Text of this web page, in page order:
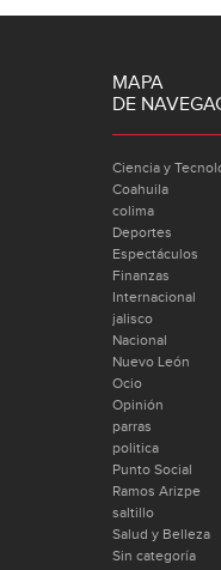
MAPA
DE
Ciencia y
Coahuila
colima
Deportes
Espectáculos
Finanzas
Internacional
jalisco
Nacional
Nuevo León
Ocio
Opinión
parras
politica
Punto Social
Ramos Arizpe
saltillo
Salud y Belleza
Sin categoría